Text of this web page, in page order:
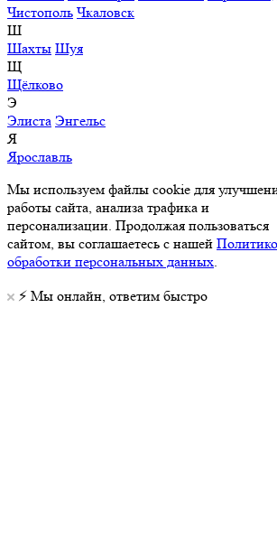
Чистополь Чкаловск
Ш
Шахты Шуя
Щ
Щёлково
Э
Элиста Энгельс
Я
Ярославль
Мы используем файлы cookie для
работы сайта, анализа трафика и
персонализации. Продолжая пользоваться
сайтом, вы соглашаетесь с нашей
обработки персональных данных.
⚡️ Мы онлайн, ответим быстро